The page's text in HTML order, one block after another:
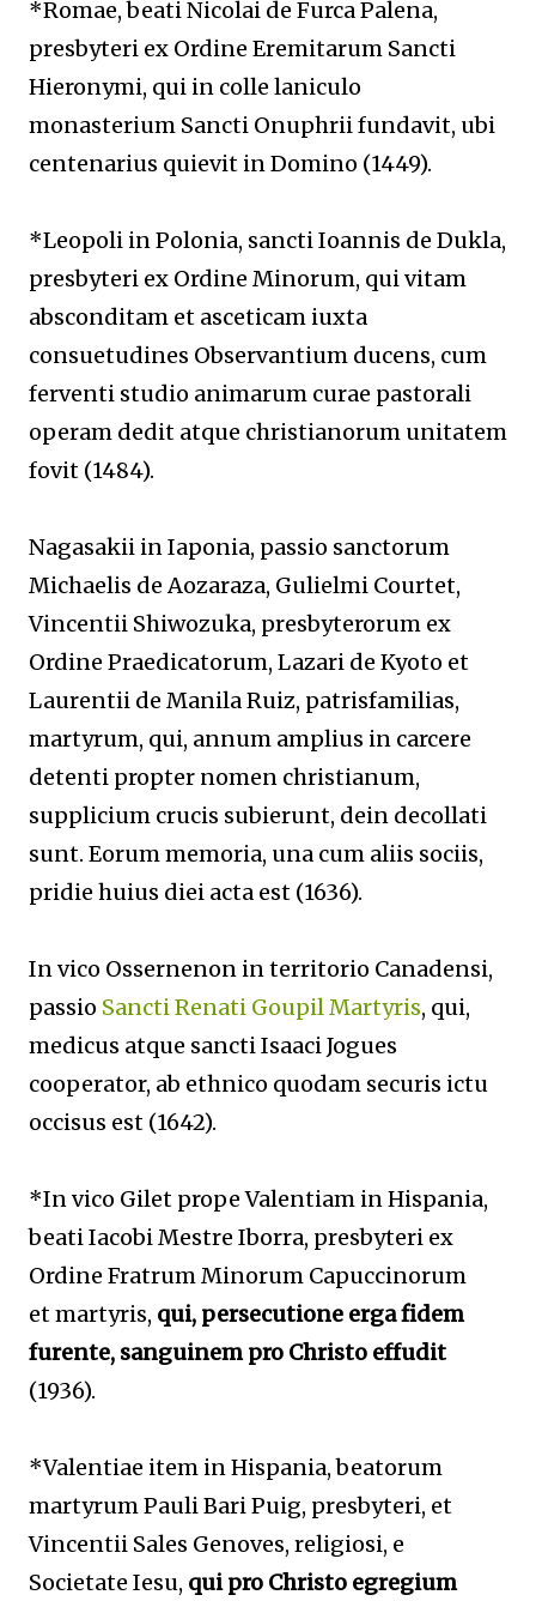
*Romae, beati Nicolai de Furca Palena,
presbyteri ex Ordine Eremitarum Sancti
Hieronymi, qui in colle laniculo
monasterium Sancti Onuphrii fundavit, ubi
centenarius quievit in Domino (1449).
*Leopoli in Polonia, sancti Ioannis de Dukla,
presbyteri ex Ordine Minorum, qui vitam
absconditam et asceticam iuxta
consuetudines Observantium ducens, cum
ferventi studio animarum curae pastorali
operam dedit atque christianorum unitatem
fovit (1484).
Nagasakii in Iaponia, passio sanctorum
Michaelis de Aozaraza, Gulielmi Courtet,
Vincentii Shiwozuka, presbyterorum ex
Ordine Praedicatorum, Lazari de Kyoto et
Laurentii de Manila Ruiz, patrisfamilias,
martyrum, qui, annum amplius in carcere
detenti propter nomen christianum,
supplicium crucis subierunt, dein decollati
sunt. Eorum memoria, una cum aliis sociis,
pridie huius diei acta est (1636).
In vico Ossernenon in territorio Canadensi,
passio Sancti Renati Goupil Martyris, qui,
medicus atque sancti Isaaci Jogues
cooperator, ab ethnico quodam securis ictu
occisus est (1642).
*In vico Gilet prope Valentiam in Hispania,
beati Iacobi Mestre Iborra, presbyteri ex
Ordine Fratrum Minorum Capuccinorum
et martyris, qui, persecutione erga fidem
furente, sanguinem pro Christo effudit
(1936).
*Valentiae item in Hispania, beatorum
martyrum Pauli Bari Puig, presbyteri, et
Vincentii Sales Genoves, religiosi, e
Societate Iesu, quipro Christo egregium